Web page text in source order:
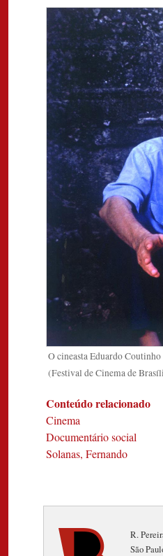
O cineasta Eduardo
(Festival de Cinema de
Conteúdo relacionado
Cinema
Documentário social
Solanas, Fernando
R.
São